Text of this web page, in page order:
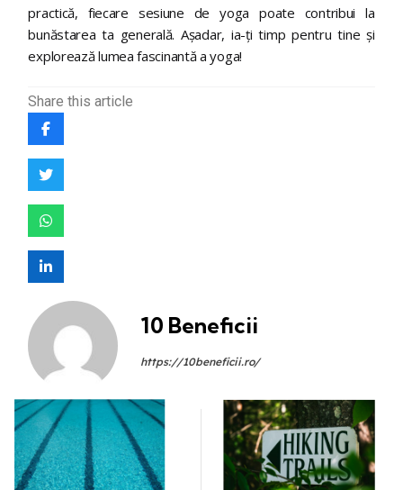
practică, fiecare sesiune de yoga poate contribui la
bunăstarea ta generală. Așadar, ia-ți timp pentru tine și
explorează lumea fascinantă a yoga!
Sharethis article
10 Beneficii
https://10beneficii.ro/